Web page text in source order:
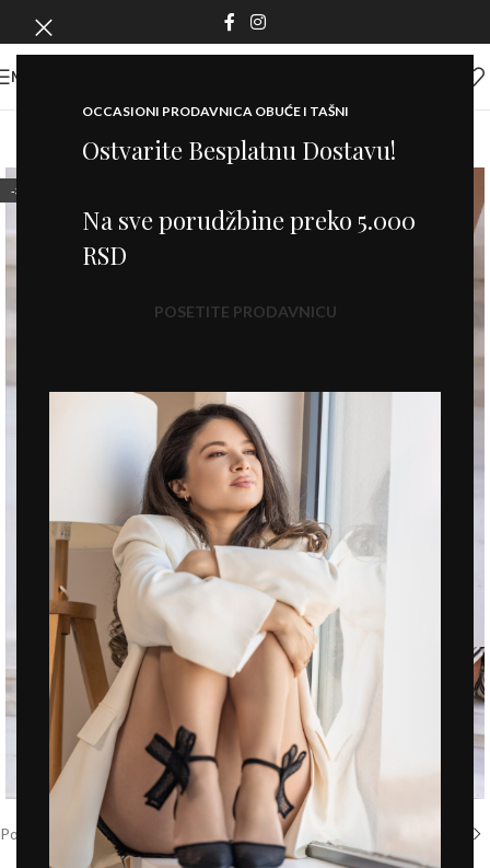
OCCASIONI PRODAVNICA OBUĆE I TAŠNI
Ostvarite Besplatnu Dostavu!
Na sve porudžbine preko 5.000
RSD
POSETITE PRODAVNICU
MENI
-30%
Click to enlarge
Početna Prodavnica